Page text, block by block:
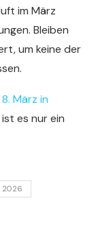
im März
Bleiben
um keine der
März in
es nur ein
2026